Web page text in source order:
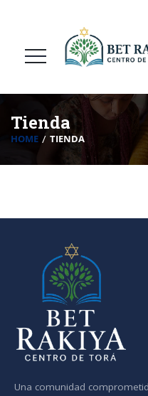
Tienda
HOME TIENDA
Una comunidad